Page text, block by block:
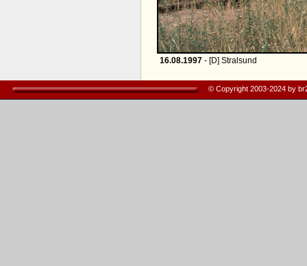
16.08.1997- [D] Stralsund
© Copyright 2003-2024 by